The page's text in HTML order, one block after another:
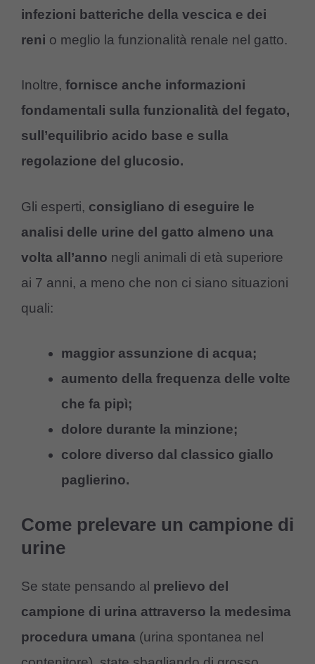
infezioni batteriche della vescica e dei
reni o meglio la funzionalità renale nel gatto.
Inoltre, fornisce anche informazioni
fondamentali sulla funzionalità del fegato,
sull’equilibrio acido base e sulla
regolazione del glucosio.
Gli esperti, consigliano di eseguire le
analisi delle urine del gatto almeno una
volta all’anno negli animali di età superiore
ai 7 anni, a meno che non ci siano situazioni
quali:
maggior assunzione di acqua;
aumento della frequenza delle volte
che fa pipì;
dolore durante la minzione;
colore diverso dal classico giallo
paglierino.
Come prelevare un campione di
urine
Se state pensando al prelievo del
campione di urina attraverso la medesima
procedura umana (urina spontanea nel